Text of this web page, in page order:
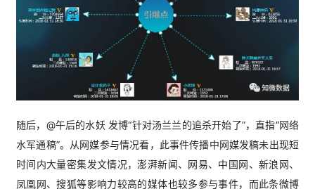
随后，@午后的水妖 发博“针对汤兰兰的追杀开始了”，直指“网络
水军通稿”。从网媒参与情况看，此事件传播中网媒发稿未出现短
时间内大量密集发文情况，澎湃新闻、网易、中国网、新浪网、
凤凰网、搜狐等影响力较高的媒体也较多参与事件，而此条微博